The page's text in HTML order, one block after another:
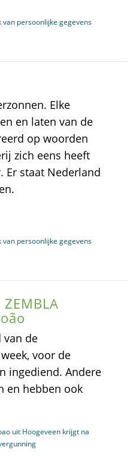
van persoonlijke gegevens
Elke
en laten van de
op woorden
zich eens heeft
Er staat Nederland
van persoonlijke gegevens
van de
voor de
ingediend. Andere
en hebben ook
uit Hoogeveen krijgt na